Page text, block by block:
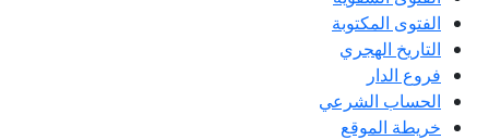
الفتوى المكتوبة
التاريخ الهجري
فروع الدار
الحساب الشرعي
خريطة الموقع